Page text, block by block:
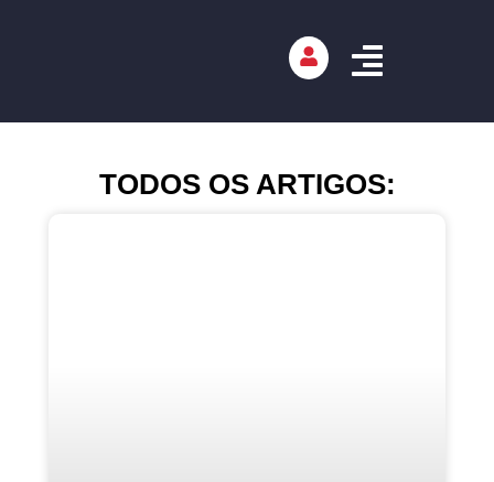
TODOS OS ARTIGOS: